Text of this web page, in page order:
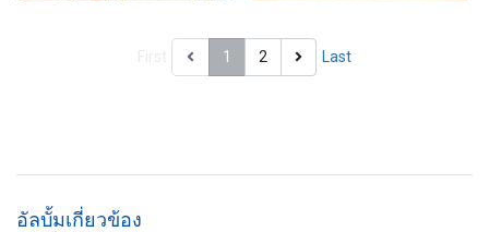
1 2 Last
อัลบั้มเกี่ยวข้อง